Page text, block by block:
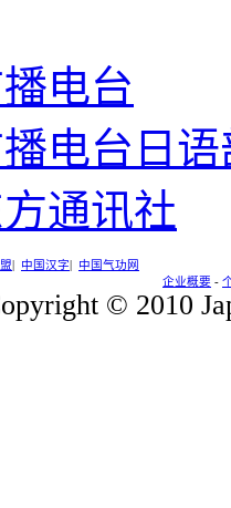
电台
电台日语
通讯社
中国汉字
中国气功网
企业概要 -
© 2010